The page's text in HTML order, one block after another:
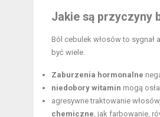
Jakie są przyczyny
Ból cebulek włosów to sygnał
być wiele.
Zaburzenia hormonalne
niedobory witamin mogą
agresywne traktowanie
chemiczne, jak farbowanie,